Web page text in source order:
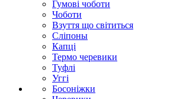
Гумові чоботи
Чоботи
Взуття що світиться
Сліпоны
Капці
Термо черевики
Туфлі
Уггі
Босоніжки